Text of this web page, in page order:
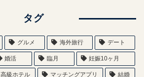
タグ
グルメ 海外旅行 デート
婚活 臨月 妊娠10ヶ月
高級ホテル マッチングアプリ 結婚